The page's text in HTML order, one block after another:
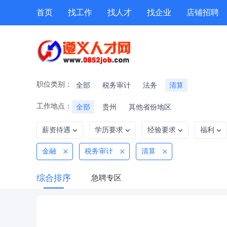
首页 找工作 找人才 找企业 店铺招聘
职位类别： 全部 税务审计 法务 清算
工作地点： 全部 贵州 其他省份地区
薪资待遇 学历要求 经验要求 福利
金融 税务审计 清算
综合排序 急聘专区